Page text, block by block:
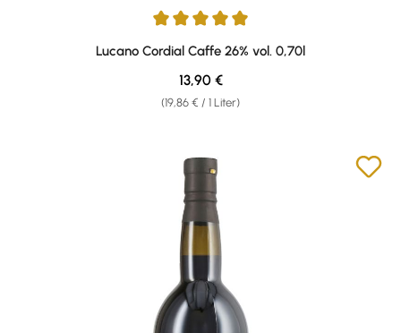
Durchschnittliche Bewertung von 5 von 5 Sternen
Lucano Cordial Caffe 26% vol. 0,70l
(19,86 € / 1 Liter)
Regulärer Preis:
13,90 €